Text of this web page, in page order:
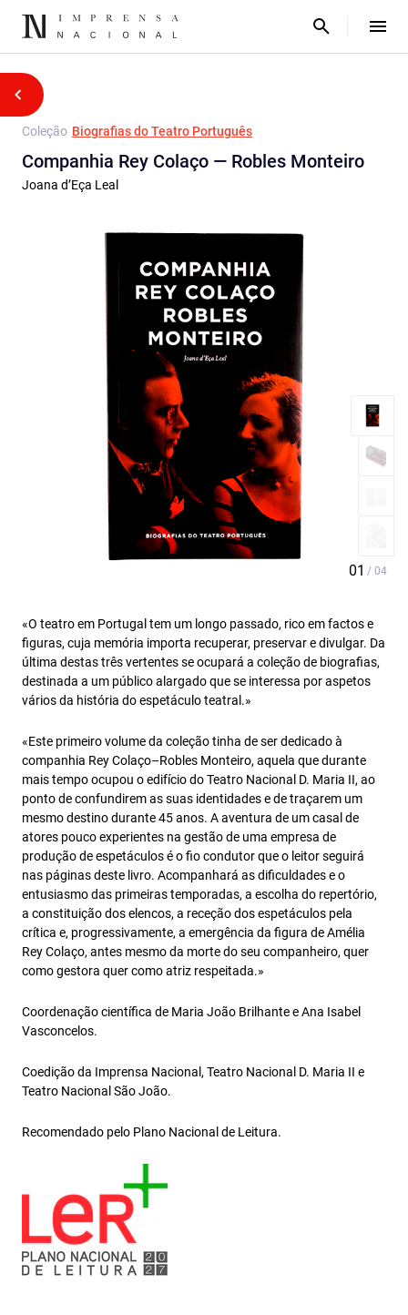
Coleção Biografias do Teatro Português
Companhia Rey Colaço — Robles Monteiro
Joana d’Eça Leal
«O teatro em Portugal tem um longo passado, rico em factos e
figuras, cuja memória importa recuperar, preservar e divulgar. Da
última destas três vertentes se ocupará a coleção de biografias,
destinada a um público alargado que se interessa por aspetos
vários da história do espetáculo teatral.»
«Este primeiro volume da coleção tinha de ser dedicado à
companhia Rey Colaço–Robles Monteiro, aquela que durante
mais tempo ocupou o edifício do Teatro Nacional D. Maria II, ao
ponto de confundirem as suas identidades e de traçarem um
mesmo destino durante 45 anos. A aventura de um casal de
atores pouco experientes na gestão de uma empresa de
produção de espetáculos é o fio condutor que o leitor seguirá
nas páginas deste livro. Acompanhará as dificuldades e o
entusiasmo das primeiras temporadas, a escolha do repertório,
a constituição dos elencos, a receção dos espetáculos pela
crítica e, progressivamente, a emergência da figura de Amélia
Rey Colaço, antes mesmo da morte do seu companheiro, quer
como gestora quer como atriz respeitada.»
Coordenação científica de Maria João Brilhante e Ana Isabel
Vasconcelos.
Coedição da Imprensa Nacional, Teatro Nacional D. Maria II e
Teatro Nacional São João.
Recomendado pelo Plano Nacional de Leitura.